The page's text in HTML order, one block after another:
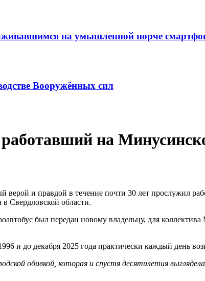
на умышленной порче
Вооружённых сил
на
верой и правдой в течение почти 30 лет прослужил
Свердловской области.
был передан новому владельцу, для
и до декабря 2025 года практически каждый день
обивкой, которая и спустя десятилетия выглядела